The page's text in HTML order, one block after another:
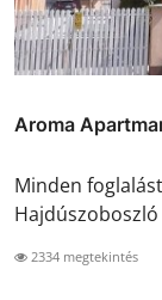
Aroma
Minden
Hajdúszoboszló
2334 megtekintés